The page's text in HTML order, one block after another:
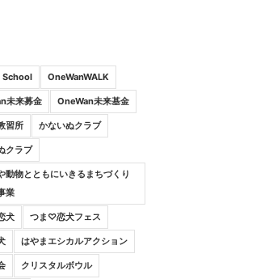
School OneWanWALK
未来募金 OneWan未来基金
習所 かないぬクラブ
クラブ
動物とともにいきるまちづくり
業
犬 つま♡恋犬フェス
はやまエシカルアクション
クリスタルボウル